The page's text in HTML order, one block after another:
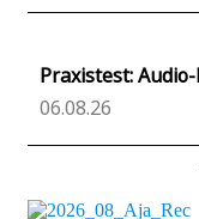
Praxistest:
06.08.26